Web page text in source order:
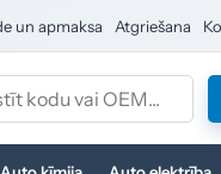
un apmaksa Atgriešana